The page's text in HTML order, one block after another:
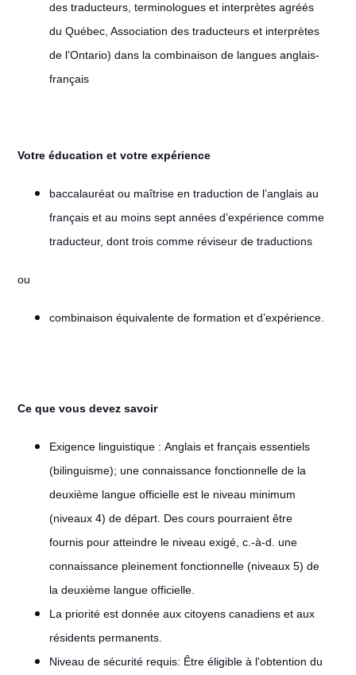
des traducteurs, terminologues et interprètes agréés
du Québec, Association des traducteurs et interprètes
de l’Ontario) dans la combinaison de langues anglais-
français
Votre éducation et votre expérience
baccalauréat ou maîtrise en traduction de l’anglais au
français et au moins sept années d’expérience comme
traducteur, dont trois comme réviseur de traductions
ou
combinaison équivalente de formation et d’expérience.
Ce que vous devez savoir
Exigence linguistique : Anglais et français essentiels
(bilinguisme); une connaissance fonctionnelle de la
deuxième langue officielle est le niveau minimum
(niveaux 4) de départ. Des cours pourraient être
fournis pour atteindre le niveau exigé, c.-à-d. une
connaissance pleinement fonctionnelle (niveaux 5) de
la deuxième langue officielle.
La priorité est donnée aux citoyens canadiens et aux
résidents permanents.
Niveau de sécurité requis: Être éligible à l'obtention du